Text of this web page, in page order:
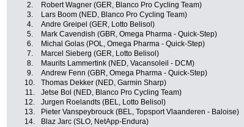
2.
Robert Wagner (GER, Blanco Pro Cycling Team)
3.
Lars Boom (NED, Blanco Pro Cycling Team)
4.
Andre Greipel (GER, Lotto Belisol)
5.
Mark Cavendish (GBR, Omega Pharma - Quick-Step)
6.
Michal Golas (POL, Omega Pharma - Quick-Step)
7.
Marcel Sieberg (GER, Lotto Belisol)
8.
Maurits Lammertink (NED, Vacansoleil - DCM)
9.
Andrew Fenn (GBR, Omega Pharma - Quick-Step)
10.
Thomas Dekker (NED, Garmin Sharp)
11.
Jetse Bol (NED, Blanco Pro Cycling Team)
12.
Jurgen Roelandts (BEL, Lotto Belisol)
13.
Pieter Vanspeybrouck (BEL, Topsport Vlaanderen - Baloise)
14.
Blaz Jarc (SLO, NetApp-Endura)